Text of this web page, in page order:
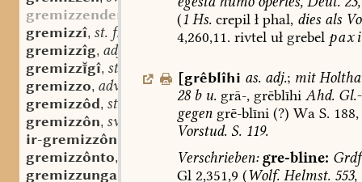
gremizzender
gremizzî, st. f.
gremizzîg, adj.
gremizzgî, st. f.
gremizzo, adv.
gremizzôd, st. m.
gremizzôn, sw. v.
ir-gremizzôn
gremizzônto,
gremizzunga
(1Hs.crepilłphal, diesals
4,260,11. rivtelułgrebel
[grêblîhi as. adj.; mit
28bu. grā-,grēblīhi Ahd.Gl.-
gegengrē-blīni(?) WaS. 188,
Vorstud.S.119.
Verschrieben: gre-bline:
Gl 2,351,9 (Wolf.Helmst.553,